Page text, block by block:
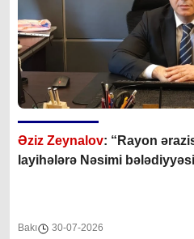
Əziz Zeynalov: “Rayon
layihələrə Nəsimi
Bakı 30-07-2026